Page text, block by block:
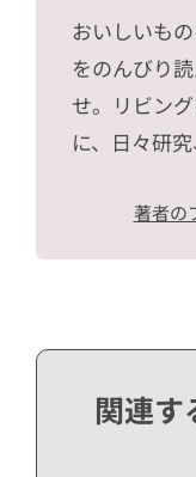
おいしいも
をのんびり
せ。リビン
に、日々研究
著者の
関連す